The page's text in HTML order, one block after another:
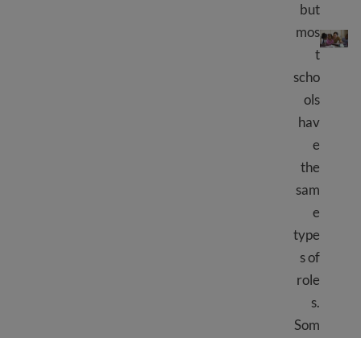
Guide to school staff
but
mos
t
scho
ols
hav
e
the
sam
e
type
s of
role
s.
Som